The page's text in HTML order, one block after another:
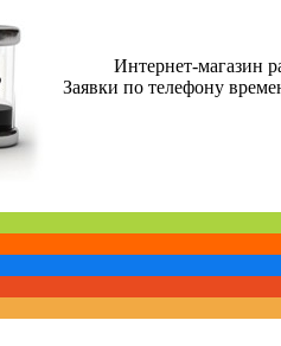
Интернет-магазин
Заявки по телефону